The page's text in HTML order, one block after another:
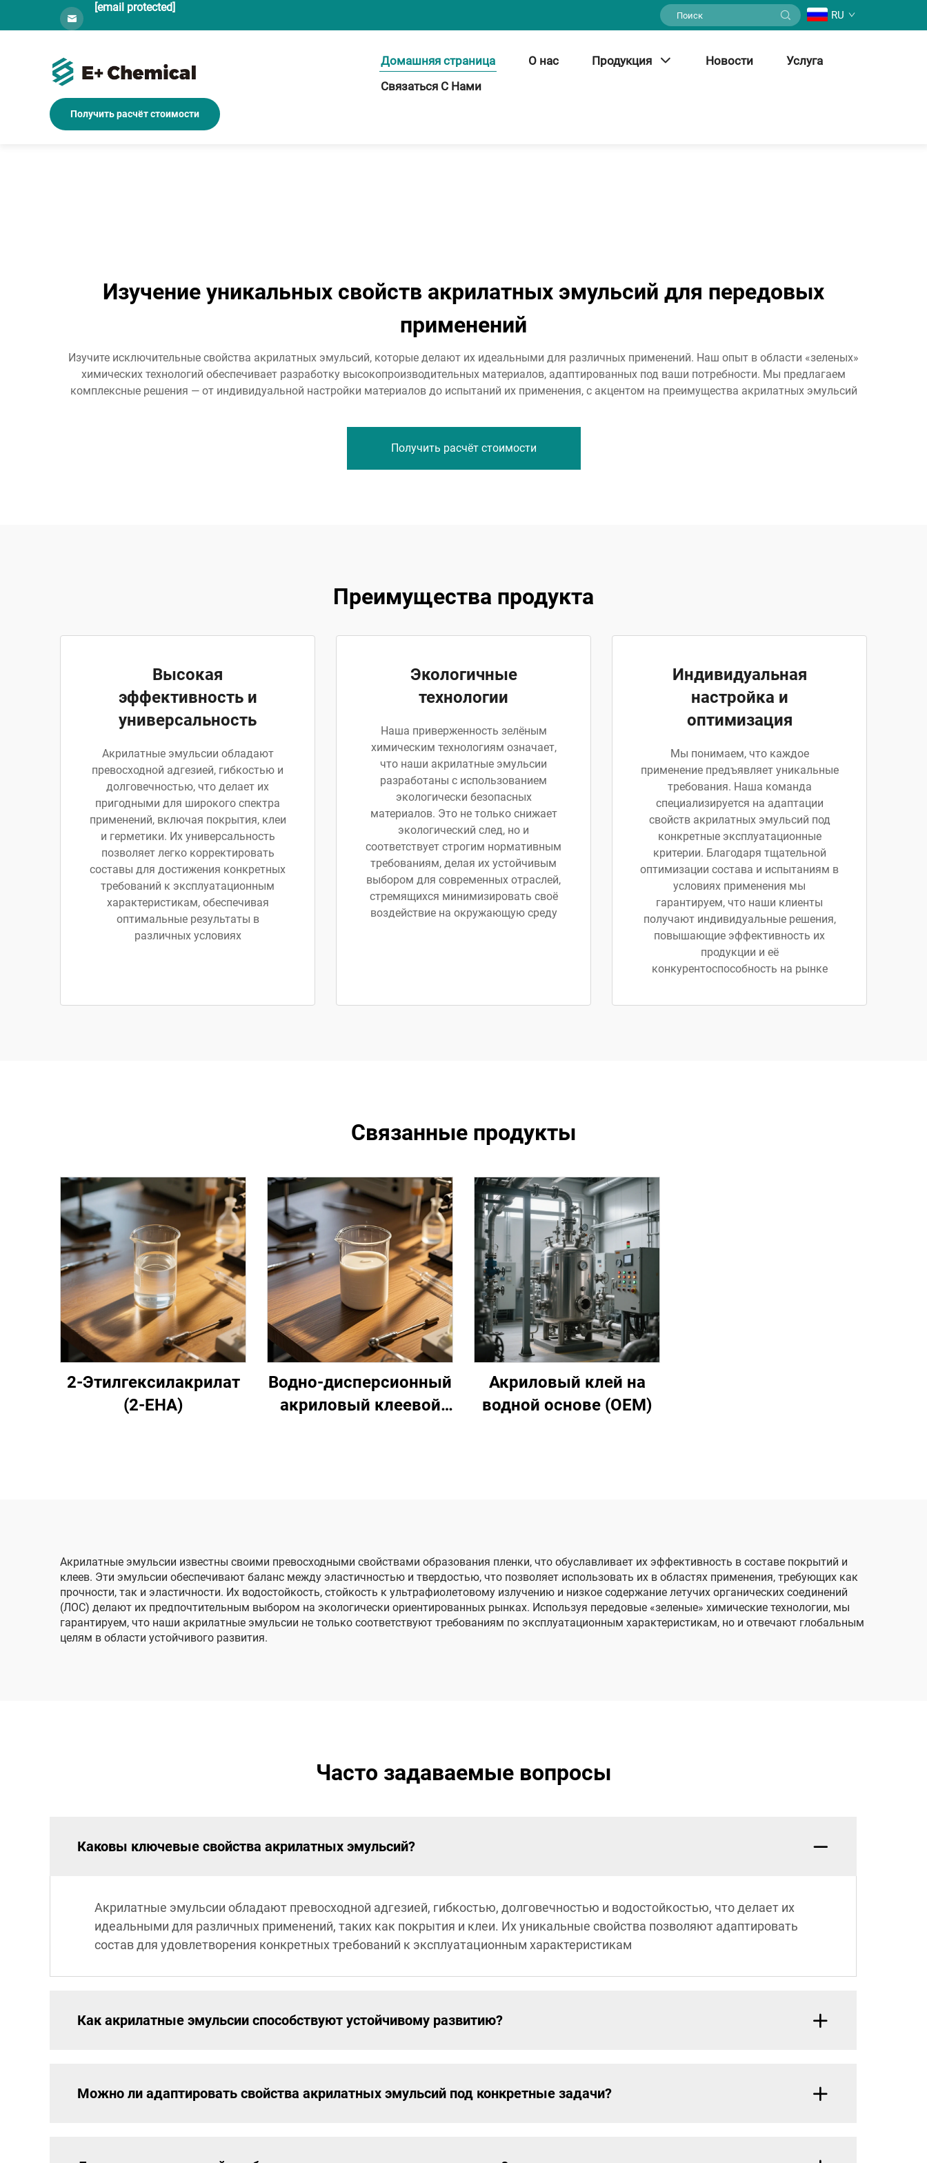
[email protected]
RU
Домашняя страница О нас Продукция Новости
Услуга
Связаться С Нами
Получить расчёт стоимости
Изучение уникальных свойств акрилатных эмульсий для передовых
применений
Изучите исключительные свойства акрилатных эмульсий, которые делают их идеальными для различных применений. Наш опыт в области «зеленых»
химических технологий обеспечивает разработку высокопроизводительных материалов, адаптированных под ваши потребности. Мы предлагаем
комплексные решения — от индивидуальной настройки материалов до испытаний их применения, с акцентом на преимущества акрилатных эмульсий
Получить расчёт стоимости
Преимущества продукта
Высокая
эффективность и
универсальность
Акрилатные эмульсии обладают
превосходной адгезией, гибкостью и
долговечностью, что делает их
пригодными для широкого спектра
применений, включая покрытия, клеи
и герметики. Их универсальность
позволяет легко корректировать
составы для достижения конкретных
требований к эксплуатационным
характеристикам, обеспечивая
оптимальные результаты в
различных условиях
Экологичные
технологии
Наша приверженность зелёным
химическим технологиям означает,
что наши акрилатные эмульсии
разработаны с использованием
экологически безопасных
материалов. Это не только снижает
экологический след, но и
соответствует строгим нормативным
требованиям, делая их устойчивым
выбором для современных отраслей,
стремящихся минимизировать своё
воздействие на окружающую среду
Индивидуальная
настройка и
оптимизация
Мы понимаем, что каждое
применение предъявляет уникальные
требования. Наша команда
специализируется на адаптации
свойств акрилатных эмульсий под
конкретные эксплуатационные
критерии. Благодаря тщательной
оптимизации состава и испытаниям в
условиях применения мы
гарантируем, что наши клиенты
получают индивидуальные решения,
повышающие эффективность их
продукции и её
конкурентоспособность на рынке
Связанные продукты
2-Этилгексилакрилат
(2-EHA)
Водно-дисперсионный
акриловый клеевой
Акриловый клей на
водной основе (OEM)
Акрилатные эмульсии известны своими превосходными свойствами образования пленки, что обуславливает их эффективность в составе покрытий и
клеев. Эти эмульсии обеспечивают баланс между эластичностью и твердостью, что позволяет использовать их в областях применения, требующих как
прочности, так и эластичности. Их водостойкость, стойкость к ультрафиолетовому излучению и низкое содержание летучих органических соединений
(ЛОС) делают их предпочтительным выбором на экологически ориентированных рынках. Используя передовые «зеленые» химические технологии, мы
гарантируем, что наши акрилатные эмульсии не только соответствуют требованиям по эксплуатационным характеристикам, но и отвечают глобальным
целям в области устойчивого развития.
Часто задаваемые вопросы
Каковы ключевые свойства акрилатных эмульсий?
Акрилатные эмульсии обладают превосходной адгезией, гибкостью, долговечностью и водостойкостью, что делает их
идеальными для различных применений, таких как покрытия и клеи. Их уникальные свойства позволяют адаптировать
состав для удовлетворения конкретных требований к эксплуатационным характеристикам
Как акрилатные эмульсии способствуют устойчивому развитию?
Можно ли адаптировать свойства акрилатных эмульсий под конкретные задачи?